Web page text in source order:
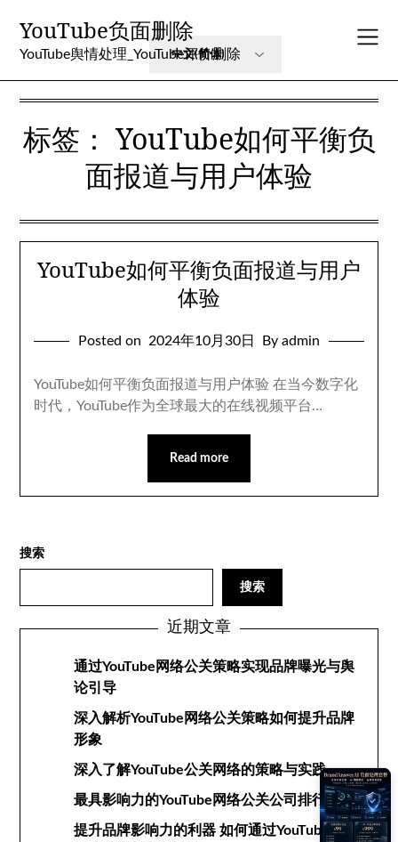
content
YouTube负面删除
YouTube舆情处理_YouTube评价删除
标签：YouTube如何平衡负
面报道与用户体验
YouTube如何平衡负面报道与用户
体验
Posted on 2024年10月30日 By admin
YouTube如何平衡负面报道与用户体验 在当今数字化
时代，YouTube作为全球最大的在线视频平台…
Read more
搜索
搜索
近期文章
通过YouTube网络公关策略实现品牌曝光与舆
论引导
深入解析YouTube网络公关策略如何提升品牌
形象
深入了解YouTube公关网络的策略与实践
最具影响力的YouTube网络公关公司排行榜
提升品牌影响力的利器 如何通过YouTube网络